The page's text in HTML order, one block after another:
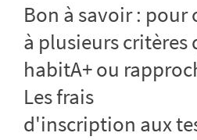
Bon à savoir :
à plusieurs
habitA+ ou
Les frais
d'inscription aux